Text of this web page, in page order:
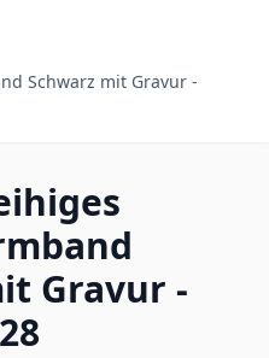
Schwarz mit Gravur -
Gravur -